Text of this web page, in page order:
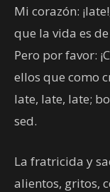
Mi corazón:
que la vida es
Pero por favor:
ellos que como
late, late, late;
sed.
La fratricida y
alientos, gritos,